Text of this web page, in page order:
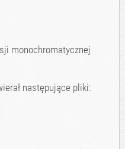
monochromatycznej
następujące pliki: